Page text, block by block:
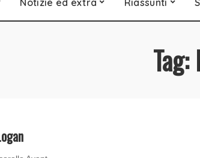
Notizie ed extra Riassunti
Tag: